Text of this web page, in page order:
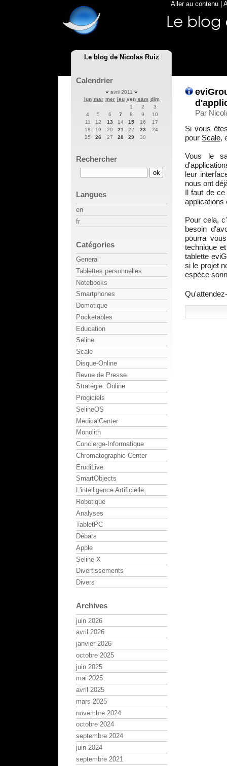
Le blog de Nicolas Ruiz
Aller au contenu
Par
Si vous
pour Scale,
Vous le
leur
nous ont
Il faut de ce
applications
Pour cela,
besoin
pourra
technique
tablette
si le projet
espèce
Calendrier
« avril 2011 »
lun mar mer jeu ven sam dim
1
2
3
4
5 6 7 8 9
10
11
12 13 14 15 16
17
18
19 20 21 22 23
24
25
26 27 28 29 30
Rechercher
Langues
en
fr
Catégories
General
Tablettes personnelles
Notebooks
Smartphones
Domotique
Pocketables
Education
Seline
Scale
Disque-Online
Revue de Presse
Stratégie :Online
Progiciels
SelineOS
MedicalCenter
Monolith
Concierge-Informatique
Chromatographic Center
ErudiLive
SmartObjects
L'intelligence Artificielle
Robotique
Analyses
TabletPC
Débats
Apple
Seline X
Divertissements
Divers
Archives
juin 2026
avril 2026
janvier 2026
octobre 2025
juin 2025
mai 2025
avril 2025
mars 2025
novembre 2024
octobre 2024
septembre 2024
juin 2024
septembre 2021